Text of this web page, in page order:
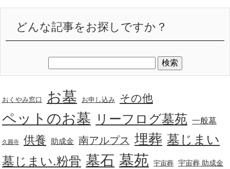
どんな記事をお探しですか？
おくやみ窓口 お墓 お申し込み その他
ペットのお墓 リーフログ墓苑 一般墓
久圓寺 供養 助成金 南アルプス 埋葬 墓じまい
墓じまい.粉骨 墓石 墓苑 宇宙葬 宇宙葬 助成金